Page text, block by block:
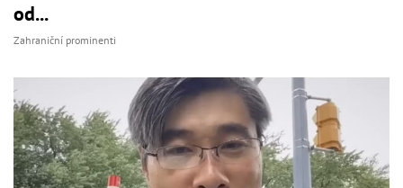
od...
Zahraniční prominenti